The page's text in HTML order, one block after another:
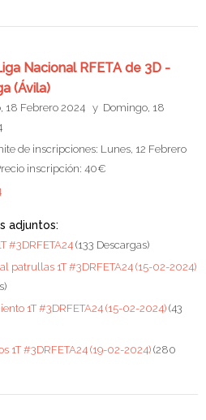
Nacional RFETA de 3D -
(Ávila)
18 Febrero 2024 y Domingo, 18
de inscripciones: Lunes, 12 Febrero
inscripción: 40€
adjuntos:
#3DRFETA24(133 Descargas)
patrullas 1T #3DRFETA24 (15-02-2024)
1T #3DRFETA24 (15-02-2024) (43
1T #3DRFETA24 (19-02-2024) (280